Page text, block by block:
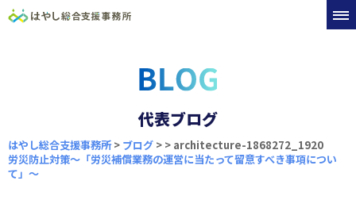
代表ブログ
はやし総合支援事務所> ブログ >
労災防止対策～「労災補償業務の運営に当たって留意すべき事項につい
て」～
> architecture-1868272_1920